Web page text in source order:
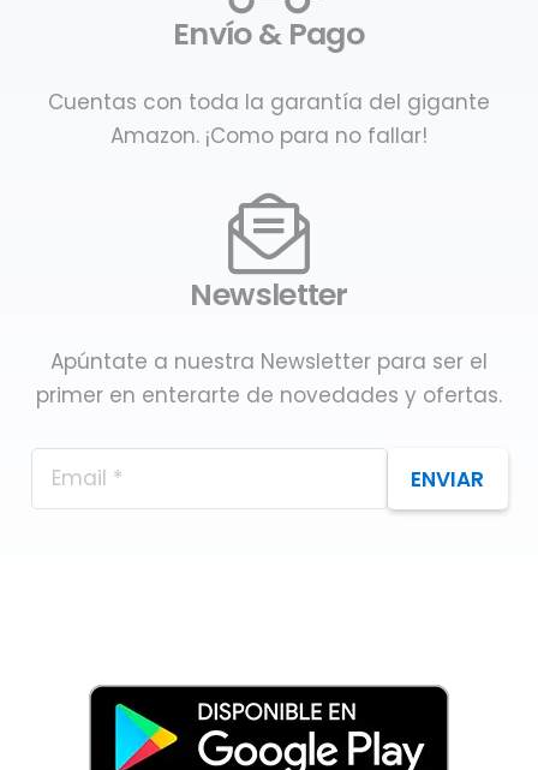
Envío & Pago
Cuentas con toda la garantía del gigante
Amazon. ¡Como para no fallar!
Newsletter
Apúntate a nuestra Newsletter para ser el
primer en enterarte de novedades y ofertas.
ENVIAR